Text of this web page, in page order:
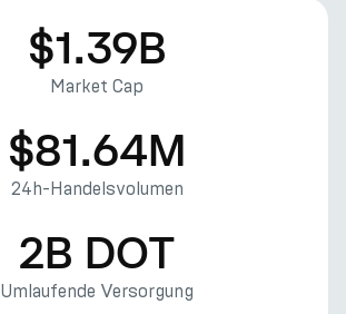
$1.39B
Market Cap
$81.64M
24h-Handelsvolumen
2B DOT
Umlaufende Versorgung